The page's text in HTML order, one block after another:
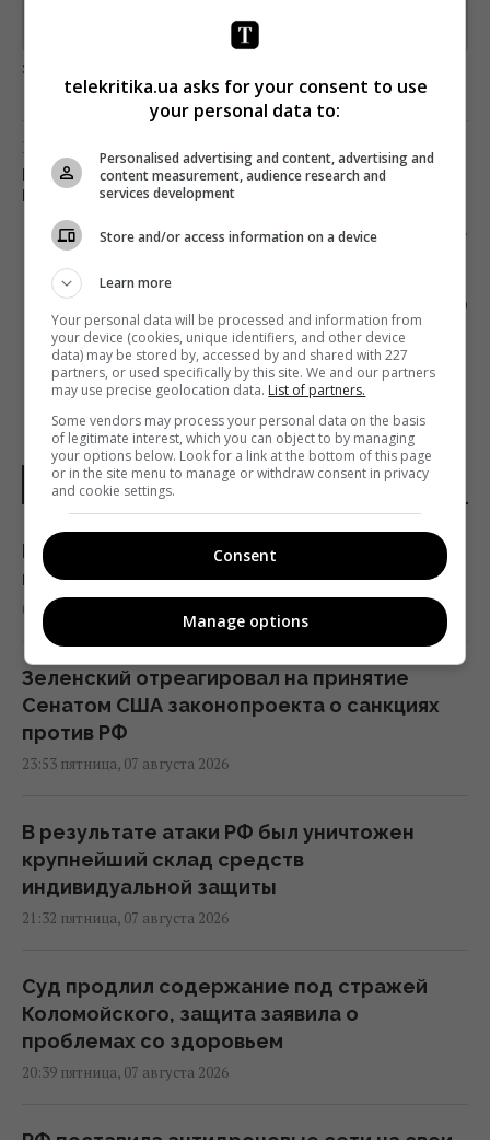
Предоставлено SendPulse
загрузка...
Предыдущий пост
БРИТАНСКОГО РЕГУЛЯТОРА ПРИЗЫВАЮТ
ПЕРЕСМОТРЕТЬ ЛИЦЕНЗИЮ КАНАЛА RT
Следующий пост
СОТРУДНИЧЕСТВА С ООО «СЕТЬ ЛАНЕТ»
(ДОПОЛНЕНО)
НОВОСТИ УКРАИНЫ
В июле Украина сбила 87% ударных дронов
и лишь 15% баллистических ракет, – отчет
05:31 суббота, 08 августа 2026
Зеленский отреагировал на принятие
Сенатом США законопроекта о санкциях
против РФ
23:53 пятница, 07 августа 2026
В результате атаки РФ был уничтожен
крупнейший склад средств
индивидуальной защиты
21:32 пятница, 07 августа 2026
Суд продлил содержание под стражей
Коломойского, защита заявила о
проблемах со здоровьем
20:39 пятница, 07 августа 2026
telekritika.ua asks for your consent to use
your personal data to:
Personalised advertising and content, advertising and
content measurement, audience research and
services development
Store and/or access information on a device
Learn more
Your personal data will be processed and information from
your device (cookies, unique identifiers, and other device
data) may be stored by, accessed by and shared with 227
partners, or used specifically by this site. We and our partners
may use precise geolocation data. List of partners.
Some vendors may process your personal data on the basis
of legitimate interest, which you can object to by managing
your options below. Look for a link at the bottom of this page
or in the site menu to manage or withdraw consent in privacy
and cookie settings.
Consent
Manage options